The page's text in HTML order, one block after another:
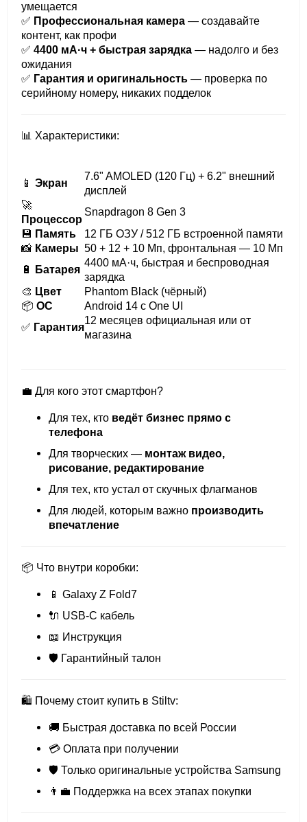
умещается
✅ Профессиональная камера — создавайте
контент, как профи
✅ 4400 мА·ч + быстрая зарядка — надолго и без
ожидания
✅ Гарантия и оригинальность — проверка по
серийному номеру, никаких подделок
📊 Характеристики:
📱 Экран
7.6" AMOLED (120 Гц) + 6.2" внешний
дисплей
🚀
Процессор
Snapdragon 8 Gen 3
💾 Память
12 ГБ ОЗУ / 512 ГБ встроенной памяти
📸 Камеры 50 + 12 + 10 Мп, фронтальная — 10 Мп
🔋
Батарея
4400 мА·ч, быстрая и беспроводная
зарядка
🎨 Цвет
Phantom Black (чёрный)
📦 ОС
Android 14 с One UI
✅ Гарантия
12 месяцев официальная или от
магазина
💼 Для кого этот смартфон?
Для тех, кто ведёт бизнес прямо с
телефона
Для творческих — монтаж видео,
рисование, редактирование
Для тех, кто устал от скучных флагманов
Для людей, которым важно производить
впечатление
📦 Что внутри коробки:
📱 Galaxy Z Fold7
🔌 USB-C кабель
📖 Инструкция
🛡️ Гарантийный талон
🛍 Почему стоит купить в Stiltv:
🚚 Быстрая доставка по всей России
💳 Оплата при получении
🛡 Только оригинальные устройства Samsung
👨‍💼 Поддержка на всех этапах покупки